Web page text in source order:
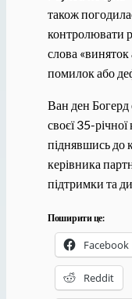
також
контролювати
слова «виняток
помилок або
Ван ден Богерд
своєї 35-
піднявшись до
керівника
підтримки та
Поширити це:
Facebook
Reddit